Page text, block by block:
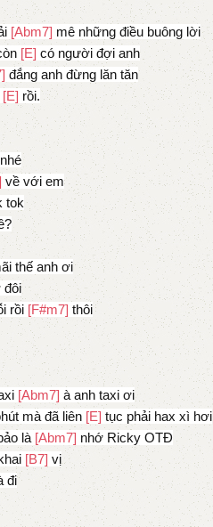
[Abm7] mê những điều buông lời
[E] có người đợi anh
đắng anh đừng lăn tăn
[E] rồi.
về với em
tok
thế anh ơi
đôi
rồi [F#m7] thôi
[Abm7] à anh taxi ơi
mà đã liên [E] tục phải hax xì hơi
là [Abm7] nhớ Ricky OTĐ
[B7] vị
đi